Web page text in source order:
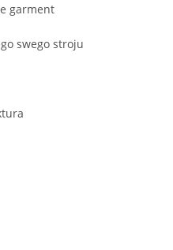
garment
swego stroju